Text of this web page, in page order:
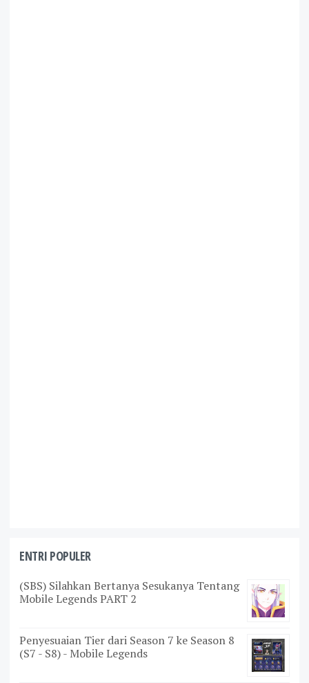
ENTRI POPULER
(SBS) Silahkan Bertanya Sesukanya Tentang
Mobile Legends PART 2
Penyesuaian Tier dari Season 7 ke Season 8
(S7 - S8) - Mobile Legends